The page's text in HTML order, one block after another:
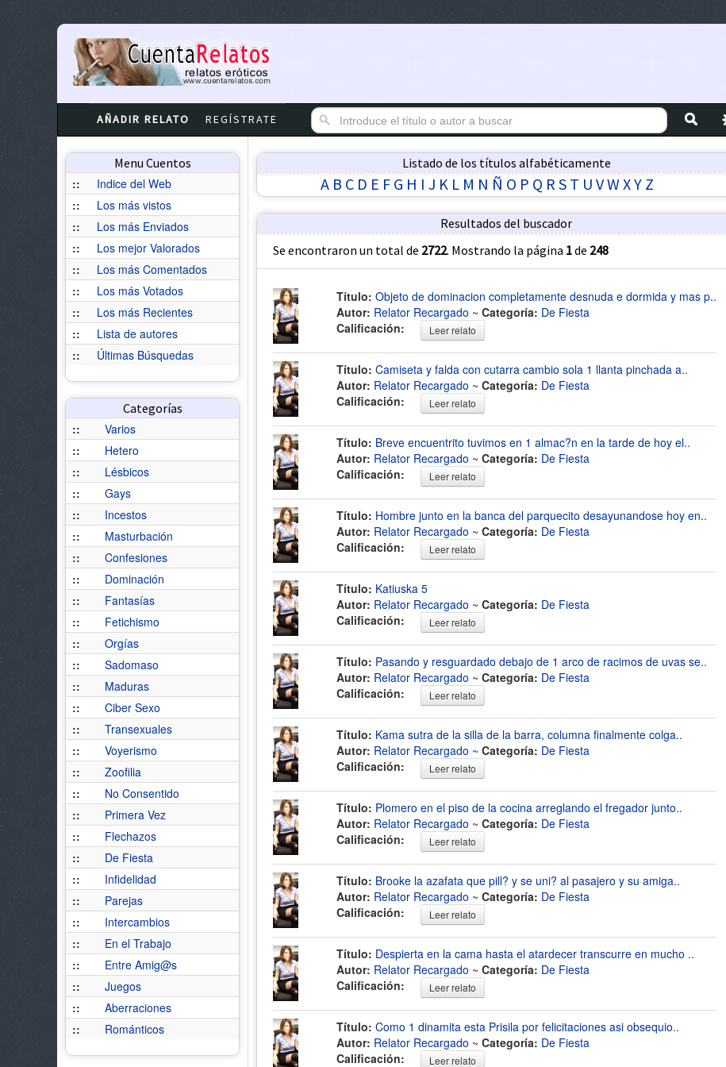
AÑADIR RELATO REGÍSTRATE
Menu Cuentos
::
Indice del Web
::
Los más vistos
::
Los más Enviados
::
Los mejor Valorados
::
Los más Comentados
::
Los más Votados
::
Los más Recientes
::
Lista de autores
::
Últimas Búsquedas
Categorías
::
Varios
::
Hetero
::
Lésbicos
::
Gays
::
Incestos
::
Masturbación
::
Confesiones
::
Dominación
::
Fantasías
::
Fetichismo
::
Orgías
::
Sadomaso
::
Maduras
::
Ciber Sexo
::
Transexuales
::
Voyerismo
::
Zoofilia
::
No Consentido
::
Primera Vez
::
Flechazos
::
De Fiesta
::
Infidelidad
::
Parejas
::
Intercambios
::
En el Trabajo
::
Entre Amig@s
::
Juegos
::
Aberraciones
::
Románticos
Listado de los títulos alfabéticamente
A B C D E F G H I J K L M N Ñ O P Q R S T U VWXY Z
Resultados del buscador
Se encontraron un total de 2722. Mostrando la página 1de 248
Título: Objeto de dominacion completamente desnuda e dormida y mas p..
Autor: Relator Recargado ~ Categoría: De Fiesta
Calificación:
Leer relato
Título: Camiseta y falda con cutarra cambio sola 1 llanta pinchada a..
Autor: Relator Recargado ~ Categoría: De Fiesta
Calificación:
Leer relato
Título: Breve encuentrito tuvimos en 1 almac?n en la tarde de hoy el..
Autor: Relator Recargado ~ Categoría: De Fiesta
Calificación:
Leer relato
Título: Hombre junto en la banca del parquecito desayunandose hoy en..
Autor: Relator Recargado ~ Categoría: De Fiesta
Calificación:
Leer relato
Título: Katiuska 5
Autor: Relator Recargado ~ Categoría: De Fiesta
Calificación:
Leer relato
Título: Pasando y resguardado debajo de 1 arco de racimos de uvas se..
Autor: Relator Recargado ~ Categoría: De Fiesta
Calificación:
Leer relato
Título: Kama sutra de la silla de la barra, columna finalmente colga..
Autor: Relator Recargado ~ Categoría: De Fiesta
Calificación:
Leer relato
Título: Plomero en el piso de la cocina arreglando el fregador junto..
Autor: Relator Recargado ~ Categoría: De Fiesta
Calificación:
Leer relato
Título: Brooke la azafata que pill? y se uni? al pasajero y su amiga..
Autor: Relator Recargado ~ Categoría: De Fiesta
Calificación:
Leer relato
Título: Despierta en la cama hasta el atardecer transcurre en mucho ..
Autor: Relator Recargado ~ Categoría: De Fiesta
Calificación:
Leer relato
Título: Como 1 dinamita esta Prisila por felicitaciones asi obsequio..
Autor: Relator Recargado ~ Categoría: De Fiesta
Calificación:
Leer relato